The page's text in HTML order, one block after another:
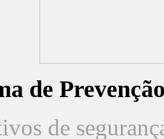
de
de